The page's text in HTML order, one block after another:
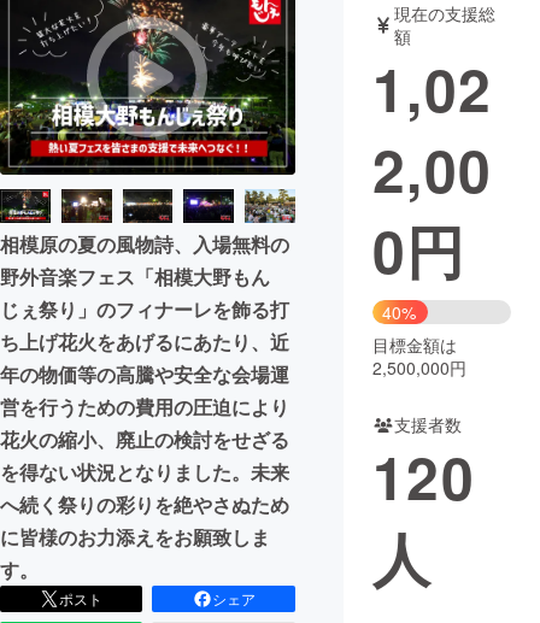
テクノロジー・ガジェット
映像・映画 書籍・雑誌
ビジネス・起業 チャレンジ
まちづくり・地域活性化
CAMPFIRE for Social Good
CAMPFIRE Creation
CAMPFIREふるさと納税machi-ya コミュニティ
相模原の夏の風物詩、入場無料の
野外音楽フェス「相模大野もん
じぇ祭り」のフィナーレを飾る打
ち上げ花火をあげるにあたり、近
年の物価等の高騰や安全な会場運
営を行うための費用の圧迫により
花火の縮小、廃止の検討をせざる
を得ない状況となりました。未来
へ続く祭りの彩りを絶やさぬため
に皆様のお力添えをお願致しま
す。
ポスト
シェア
現在の支援総
額
1,02
2,00
0円
40%
目標金額は
2,500,000円
支援者数
120
人